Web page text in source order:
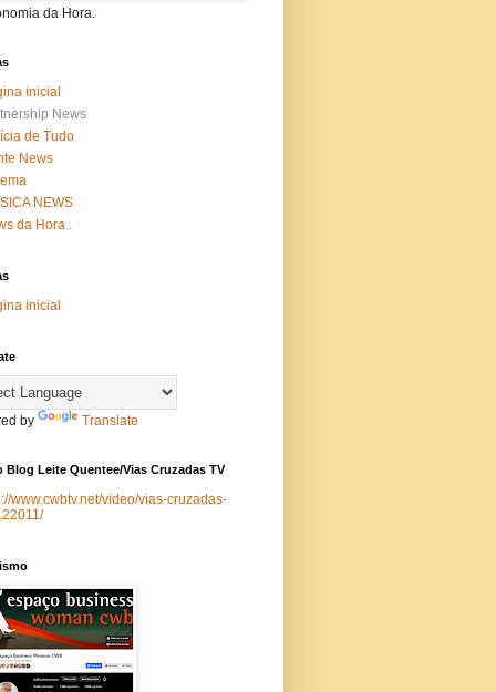
da Hora.
inicial
News
de Tudo
News
NEWS
da Hora .
inicial
by Translate
Blog Leite Quentee/Vias Cruzadas TV
www.cwbtv.net/video/vias-cruzadas-